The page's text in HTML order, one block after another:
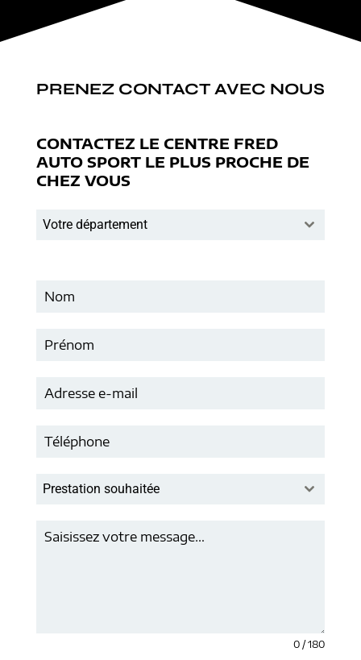
PRENEZ CONTACT AVEC NOUS
CONTACTEZ LE CENTRE FRED
AUTO SPORT LE PLUS PROCHE DE
CHEZ VOUS
Votre département
Prestation souhaitée
0 / 180